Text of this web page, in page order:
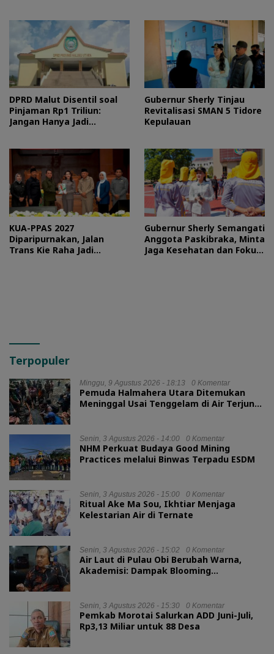
DPRD Malut Disentil soal
Pinjaman Rp1 Triliun:
Jangan Hanya Jadi
Gubernur Sherly Tinjau
Revitalisasi SMAN 5 Tidore
Kepulauan
KUA-PPAS 2027
Diparipurnakan, Jalan
Trans Kie Raha Jadi
Gubernur Sherly Semangati
Anggota Paskibraka, Minta
Jaga Kesehatan dan Fokus
Terpopuler
Minggu, 9 Agustus 2026 - 18:13 0 Komentar
Pemuda Halmahera Utara Ditemukan
Meninggal Usai Tenggelam di Air Terjun
Senin, 3 Agustus 2026 - 14:00 0 Komentar
NHM Perkuat Budaya Good Mining
Practices melalui Binwas Terpadu ESDM
Senin, 3 Agustus 2026 - 15:00 0 Komentar
Ritual Ake Ma Sou, Ikhtiar Menjaga
Kelestarian Air di Ternate
Senin, 3 Agustus 2026 - 15:02 0 Komentar
Air Laut di Pulau Obi Berubah Warna,
Akademisi: Dampak Blooming
Senin, 3 Agustus 2026 - 15:30 0 Komentar
Pemkab Morotai Salurkan ADD Juni-Juli,
Rp3,13 Miliar untuk 88 Desa